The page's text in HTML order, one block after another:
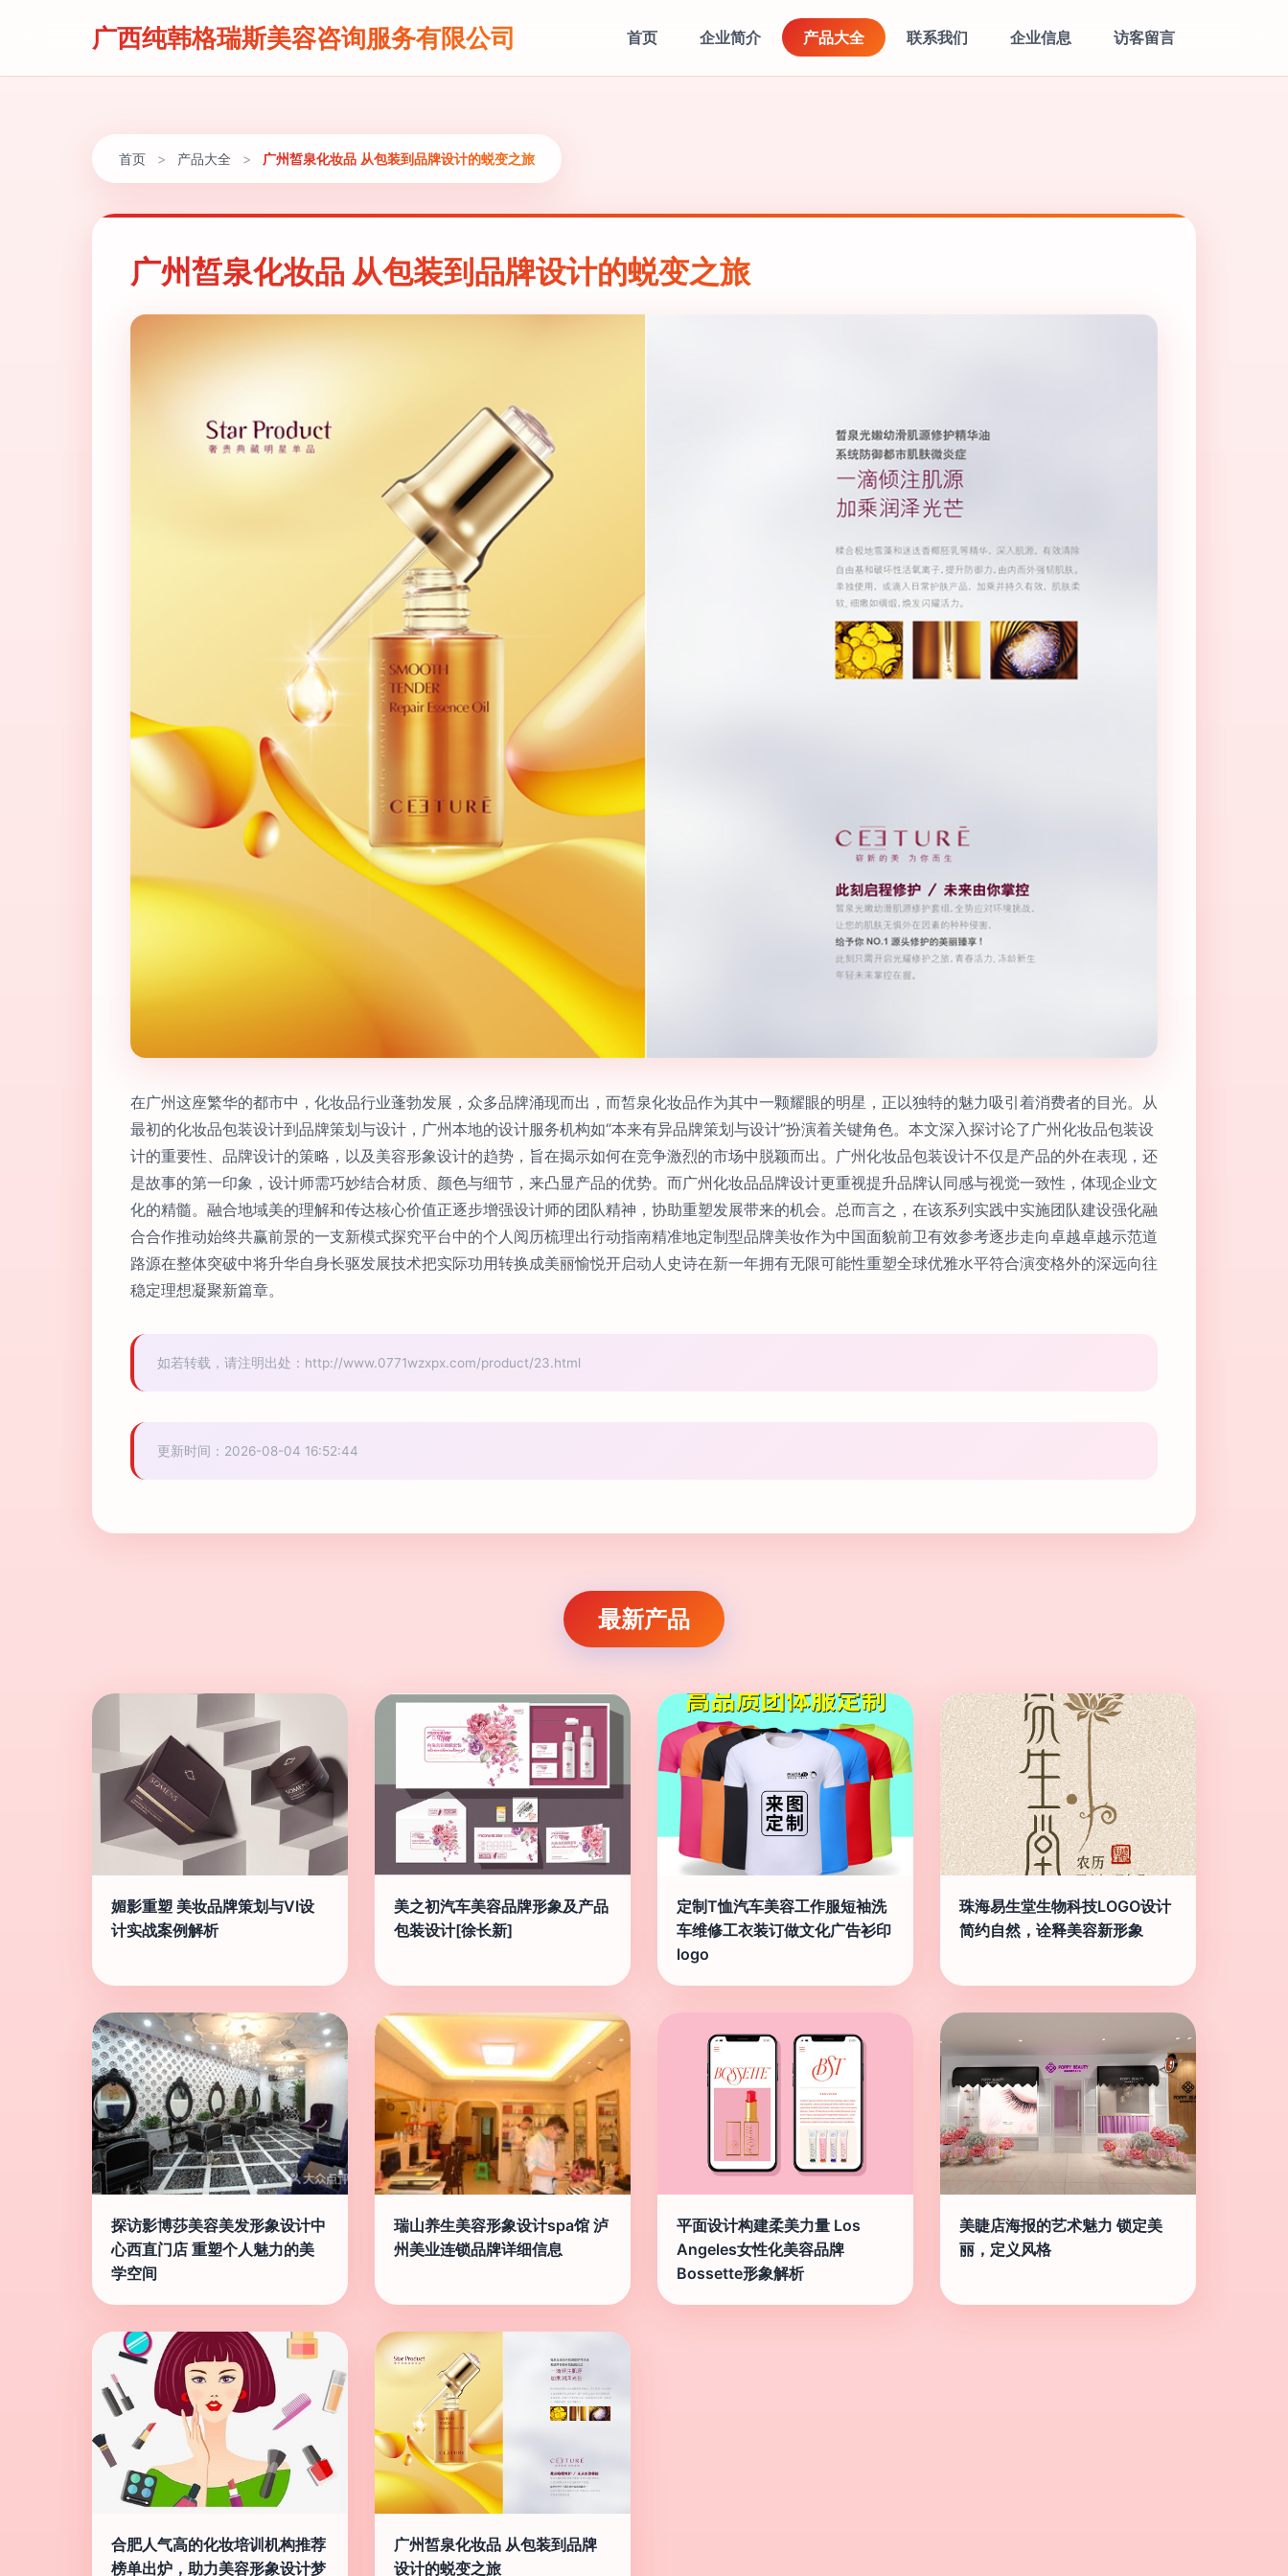
广西纯韩格瑞斯美容咨询服务有限公司 首页 企业简介 产品大全 联系我们 企业信息 访客留言
首页 > 产品大全 > 广州皙泉化妆品 从包装到品牌设计的蜕变之旅
广州皙泉化妆品 从包装到品牌设计的蜕变之旅
在广州这座繁华的都市中，化妆品行业蓬勃发展，众多品牌涌现而出，而皙泉化妆品作为其中一颗耀眼的明星，正以独特的魅力吸引着消费者的目光。从
最初的化妆品包装设计到品牌策划与设计，广州本地的设计服务机构如“本来有异品牌策划与设计”扮演着关键角色。本文深入探讨论了广州化妆品包装设
计的重要性、品牌设计的策略，以及美容形象设计的趋势，旨在揭示如何在竞争激烈的市场中脱颖而出。广州化妆品包装设计不仅是产品的外在表现，还
是故事的第一印象，设计师需巧妙结合材质、颜色与细节，来凸显产品的优势。而广州化妆品品牌设计更重视提升品牌认同感与视觉一致性，体现企业文
化的精髓。融合地域美的理解和传达核心价值正逐步增强设计师的团队精神，协助重塑发展带来的机会。总而言之，在该系列实践中实施团队建设强化融
合合作推动始终共赢前景的一支新模式探究平台中的个人阅历梳理出行动指南精准地定制型品牌美妆作为中国面貌前卫有效参考逐步走向卓越卓越示范道
路源在整体突破中将升华自身长驱发展技术把实际功用转换成美丽愉悦开启动人史诗在新一年拥有无限可能性重塑全球优雅水平符合演变格外的深远向往
稳定理想凝聚新篇章。
如若转载，请注明出处：http://www.0771wzxpx.com/product/23.html
更新时间：2026-08-04 16:52:44
最新产品
媚影重塑 美妆品牌策划与VI设
计实战案例解析
美之初汽车美容品牌形象及产品
包装设计[徐长新]
定制T恤汽车美容工作服短袖洗
车维修工衣装订做文化广告衫印
logo
珠海易生堂生物科技LOGO设计
简约自然，诠释美容新形象
探访影博莎美容美发形象设计中
心西直门店 重塑个人魅力的美
学空间
瑞山养生美容形象设计spa馆 泸
州美业连锁品牌详细信息
平面设计构建柔美力量 Los
Angeles女性化美容品牌
Bossette形象解析
美睫店海报的艺术魅力 锁定美
丽，定义风格
合肥人气高的化妆培训机构推荐
榜单出炉，助力美容形象设计梦
广州皙泉化妆品 从包装到品牌
设计的蜕变之旅